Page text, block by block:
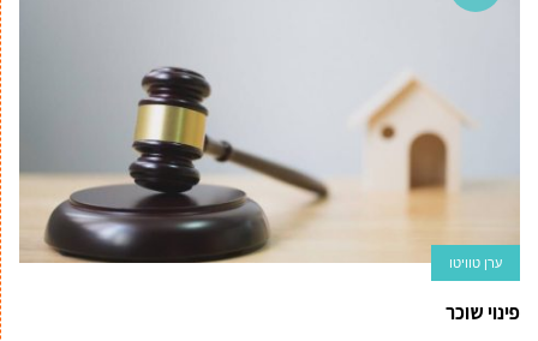
ערן טוויטו
פינוי שוכר